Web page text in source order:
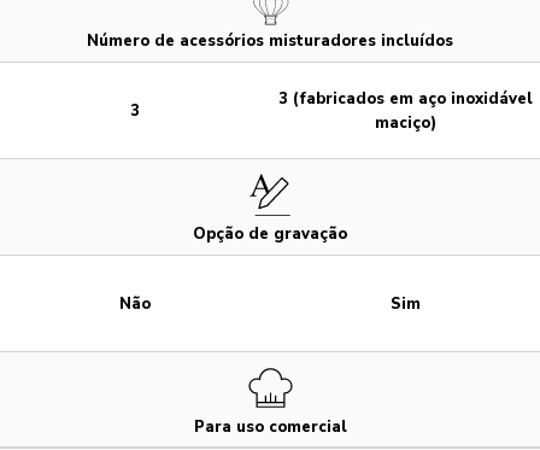
Número de acessórios misturadores incluídos
Opção de gravação
Para uso comercial
3
Não
3 (fabricados em aço inoxidável
maciço)
Sim